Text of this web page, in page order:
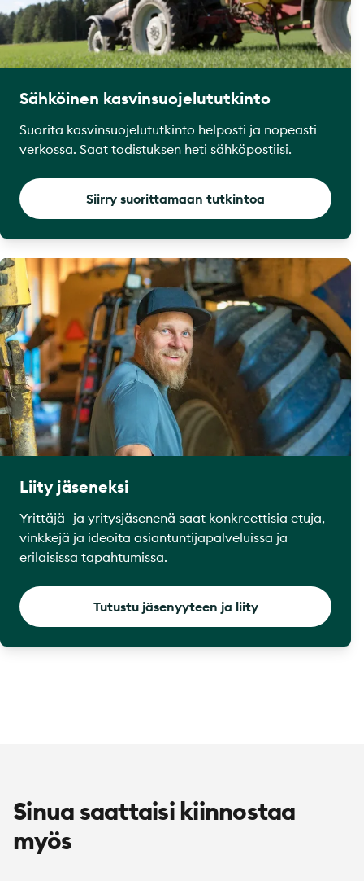
Sähköinen kasvinsuojelututkinto
Suorita kasvinsuojelututkinto helposti ja nopeasti
verkossa. Saat todistuksen heti sähköpostiisi.
Siirry suorittamaan tutkintoa
Liity jäseneksi
Yrittäjä- ja yritysjäsenenä saat konkreettisia etuja,
vinkkejä ja ideoita asiantuntijapalveluissa ja
erilaisissa tapahtumissa.
Tutustu jäsenyyteen ja liity
Sinua saattaisi kiinnostaa
myös